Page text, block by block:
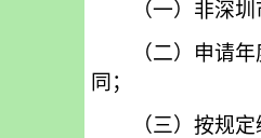
（一）非深圳
（二）申请年
同；
（三）按规定